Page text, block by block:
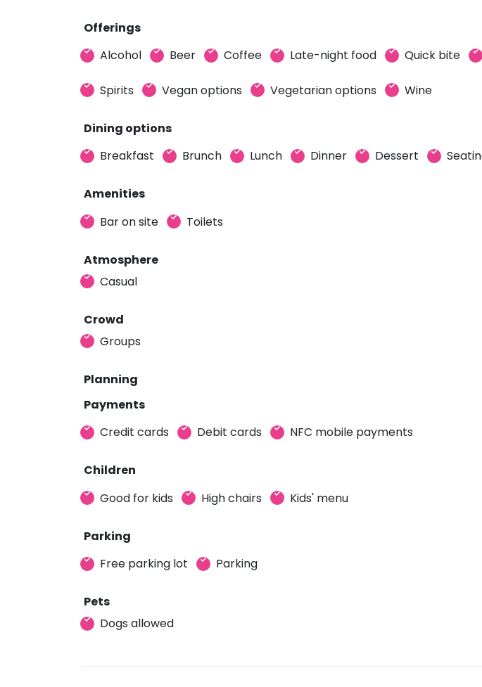
Offerings
Alcohol
Beer Coffee Late-night food Quick bite
Spirits Vegan options Vegetarian options Wine
Dining options
Breakfast
Brunch Lunch Dinner Dessert
Amenities
Bar on site
Toilets
Atmosphere
Casual
Crowd
Groups
Planning
Payments
Credit cards
Debit cards NFC mobile payments
Children
Good for kids
High chairs Kids' menu
Parking
Free parking lot
Parking
Pets
Dogs allowed